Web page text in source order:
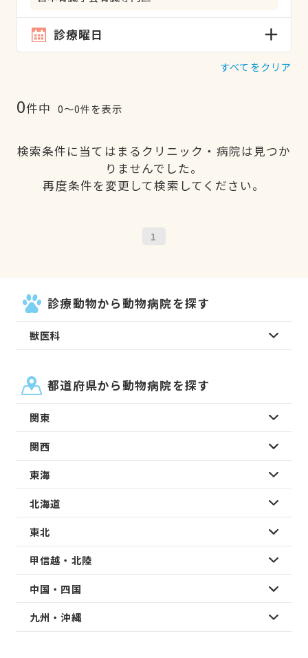
診療曜日
すべてをクリア
0件中 0〜0件を表示
検索条件に当てはまるクリニック・病院は見つか
りませんでした。
再度条件を変更して検索してください。
1
診療動物から動物病院を探す
獣医科
都道府県から動物病院を探す
関東
関西
東海
北海道
東北
甲信越・北陸
中国・四国
九州・沖縄